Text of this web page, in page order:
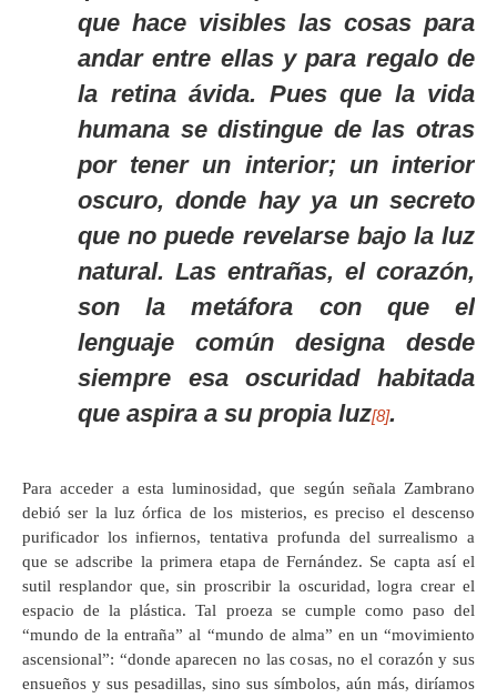
que hace visibles las cosas para
andar entre ellas y para regalo de
la retina ávida. Pues que la vida
humana se distingue de las otras
por tener un interior; un interior
oscuro, donde hay ya un secreto
que no puede revelarse bajo la luz
natural. Las entrañas, el corazón,
son la metáfora con que el
lenguaje común designa desde
siempre esa oscuridad habitada
que aspira a su propia luz[8].
Para acceder a esta luminosidad, que según señala Zambrano
debió ser la luz órfica de los misterios, es preciso el descenso
purificador los infiernos, tentativa profunda del surrealismo a
que se adscribe la primera etapa de Fernández. Se capta así el
sutil resplandor que, sin proscribir la oscuridad, logra crear el
espacio de la plástica. Tal proeza se cumple como paso del
“mundo de la entraña” al “mundo de alma” en un “movimiento
ascensional”: “donde aparecen no las cosas, no el corazón y sus
ensueños y sus pesadillas, sino sus símbolos, aún más, diríamos